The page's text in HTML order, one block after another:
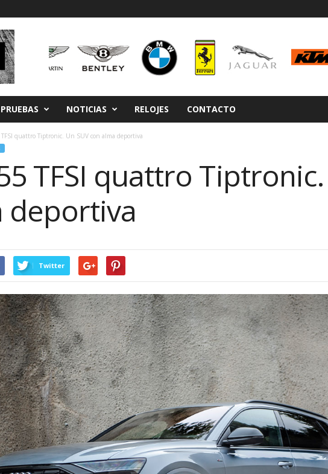
PRUEBAS NOTICIAS RELOJES CONTACTO
quattro Tiptronic. Un SUV con alma deportiva
TFSI quattro Tiptronic.
deportiva
Twitter